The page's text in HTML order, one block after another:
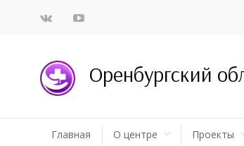
Оренбургский
Главная О центре Проекты